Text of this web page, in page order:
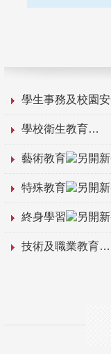
學生事務及校園
學校衛生教育
藝術教育
特殊教育
終身學習
技術及職業教育